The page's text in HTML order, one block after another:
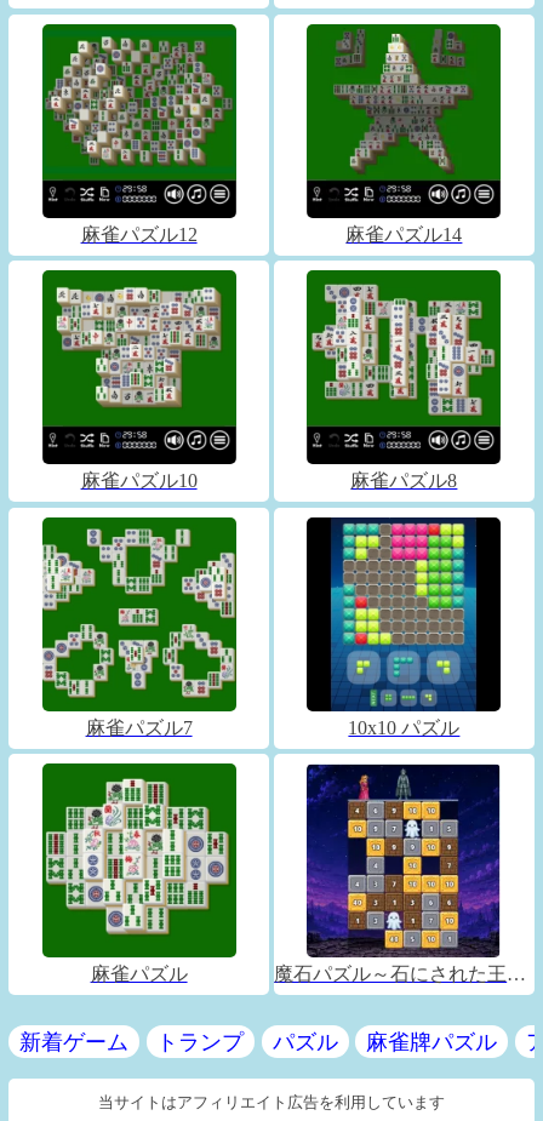
麻雀パズル12 麻雀パズル14
麻雀パズル10 麻雀パズル8
麻雀パズル7 10x10 パズル
麻雀パズル 魔石パズル～石にされた王子～
新着ゲーム トランプ パズル 麻雀牌パズル
当サイトはアフィリエイト広告を利用しています